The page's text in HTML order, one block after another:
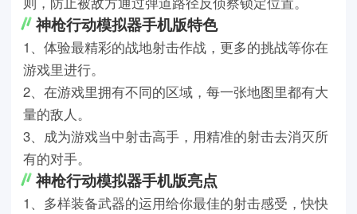
神枪行动模拟器手机版特色
1、体验最精彩的战地射击作战，更多的挑战等你在
游戏里进行。
2、在游戏里拥有不同的区域，每一张地图里都有大
量的敌人。
3、成为游戏当中射击高手，用精准的射击去消灭所
有的对手。
神枪行动模拟器手机版亮点
1、多样装备武器的运用给你最佳的射击感受，快快